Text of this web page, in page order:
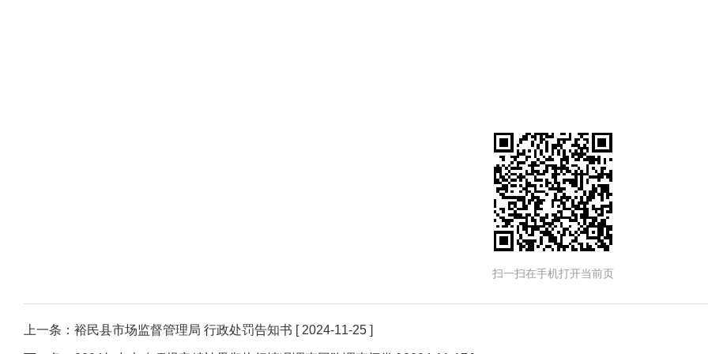
扫一扫在手机打开当前页
上一条： 裕民县市场监督管理局 行政处罚告知书 [ 2024-11-25 ]